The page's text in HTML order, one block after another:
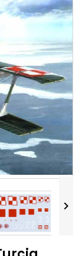
